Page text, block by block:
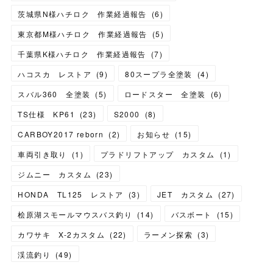
茨城県N様ハチロク 作業経過報告
(6)
東京都M様ハチロク 作業経過報告
(5)
千葉県K様ハチロク 作業経過報告
(7)
ハコスカ レストア
(9) 80スープラ全塗装 (4)
スバル360 全塗装
(5) ロードスター 全塗装 (6)
TS仕様 KP61
(23) S2000 (8)
CARBOY2017 reborn
(2) お知らせ (15)
車両引き取り
(1 ) プラドリフトアップ カスタム (1)
ジムニー カスタム
(23)
HONDA TL125 レストア
(3) JET カスタム (27)
桧原湖スモールマウスバス釣り
(14) バスボート (15)
カワサキ X-2カスタム
(22) ラーメン探索 (3)
渓流釣り
(49)